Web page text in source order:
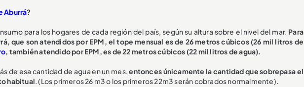
Aburrá?
para los hogares de cada región del país, según su altura sobre el nivel del mar. Para
que son atendidos por EPM, el tope mensual es de 26 metros cúbicos (26 mil litros de
, también atendido por EPM, es de 22 metros cúbicos (22 mil litros de agua).
de esa cantidad de agua en un mes,entonces únicamente la cantidad que sobrepasa el
habitual. (Los primeros 26 m3 o los primeros 22m3 serán cobrados normalmente).